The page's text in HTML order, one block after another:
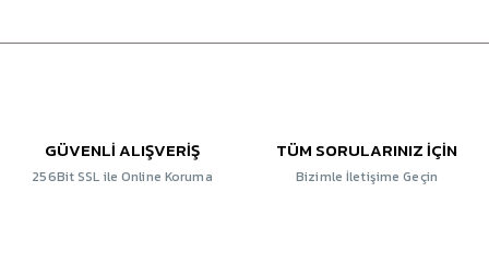
GÜVENLİ ALIŞVERİŞ
256Bit SSL ile Online Koruma
TÜM SORULARINIZ İÇİN
Bizimle İletişime Geçin